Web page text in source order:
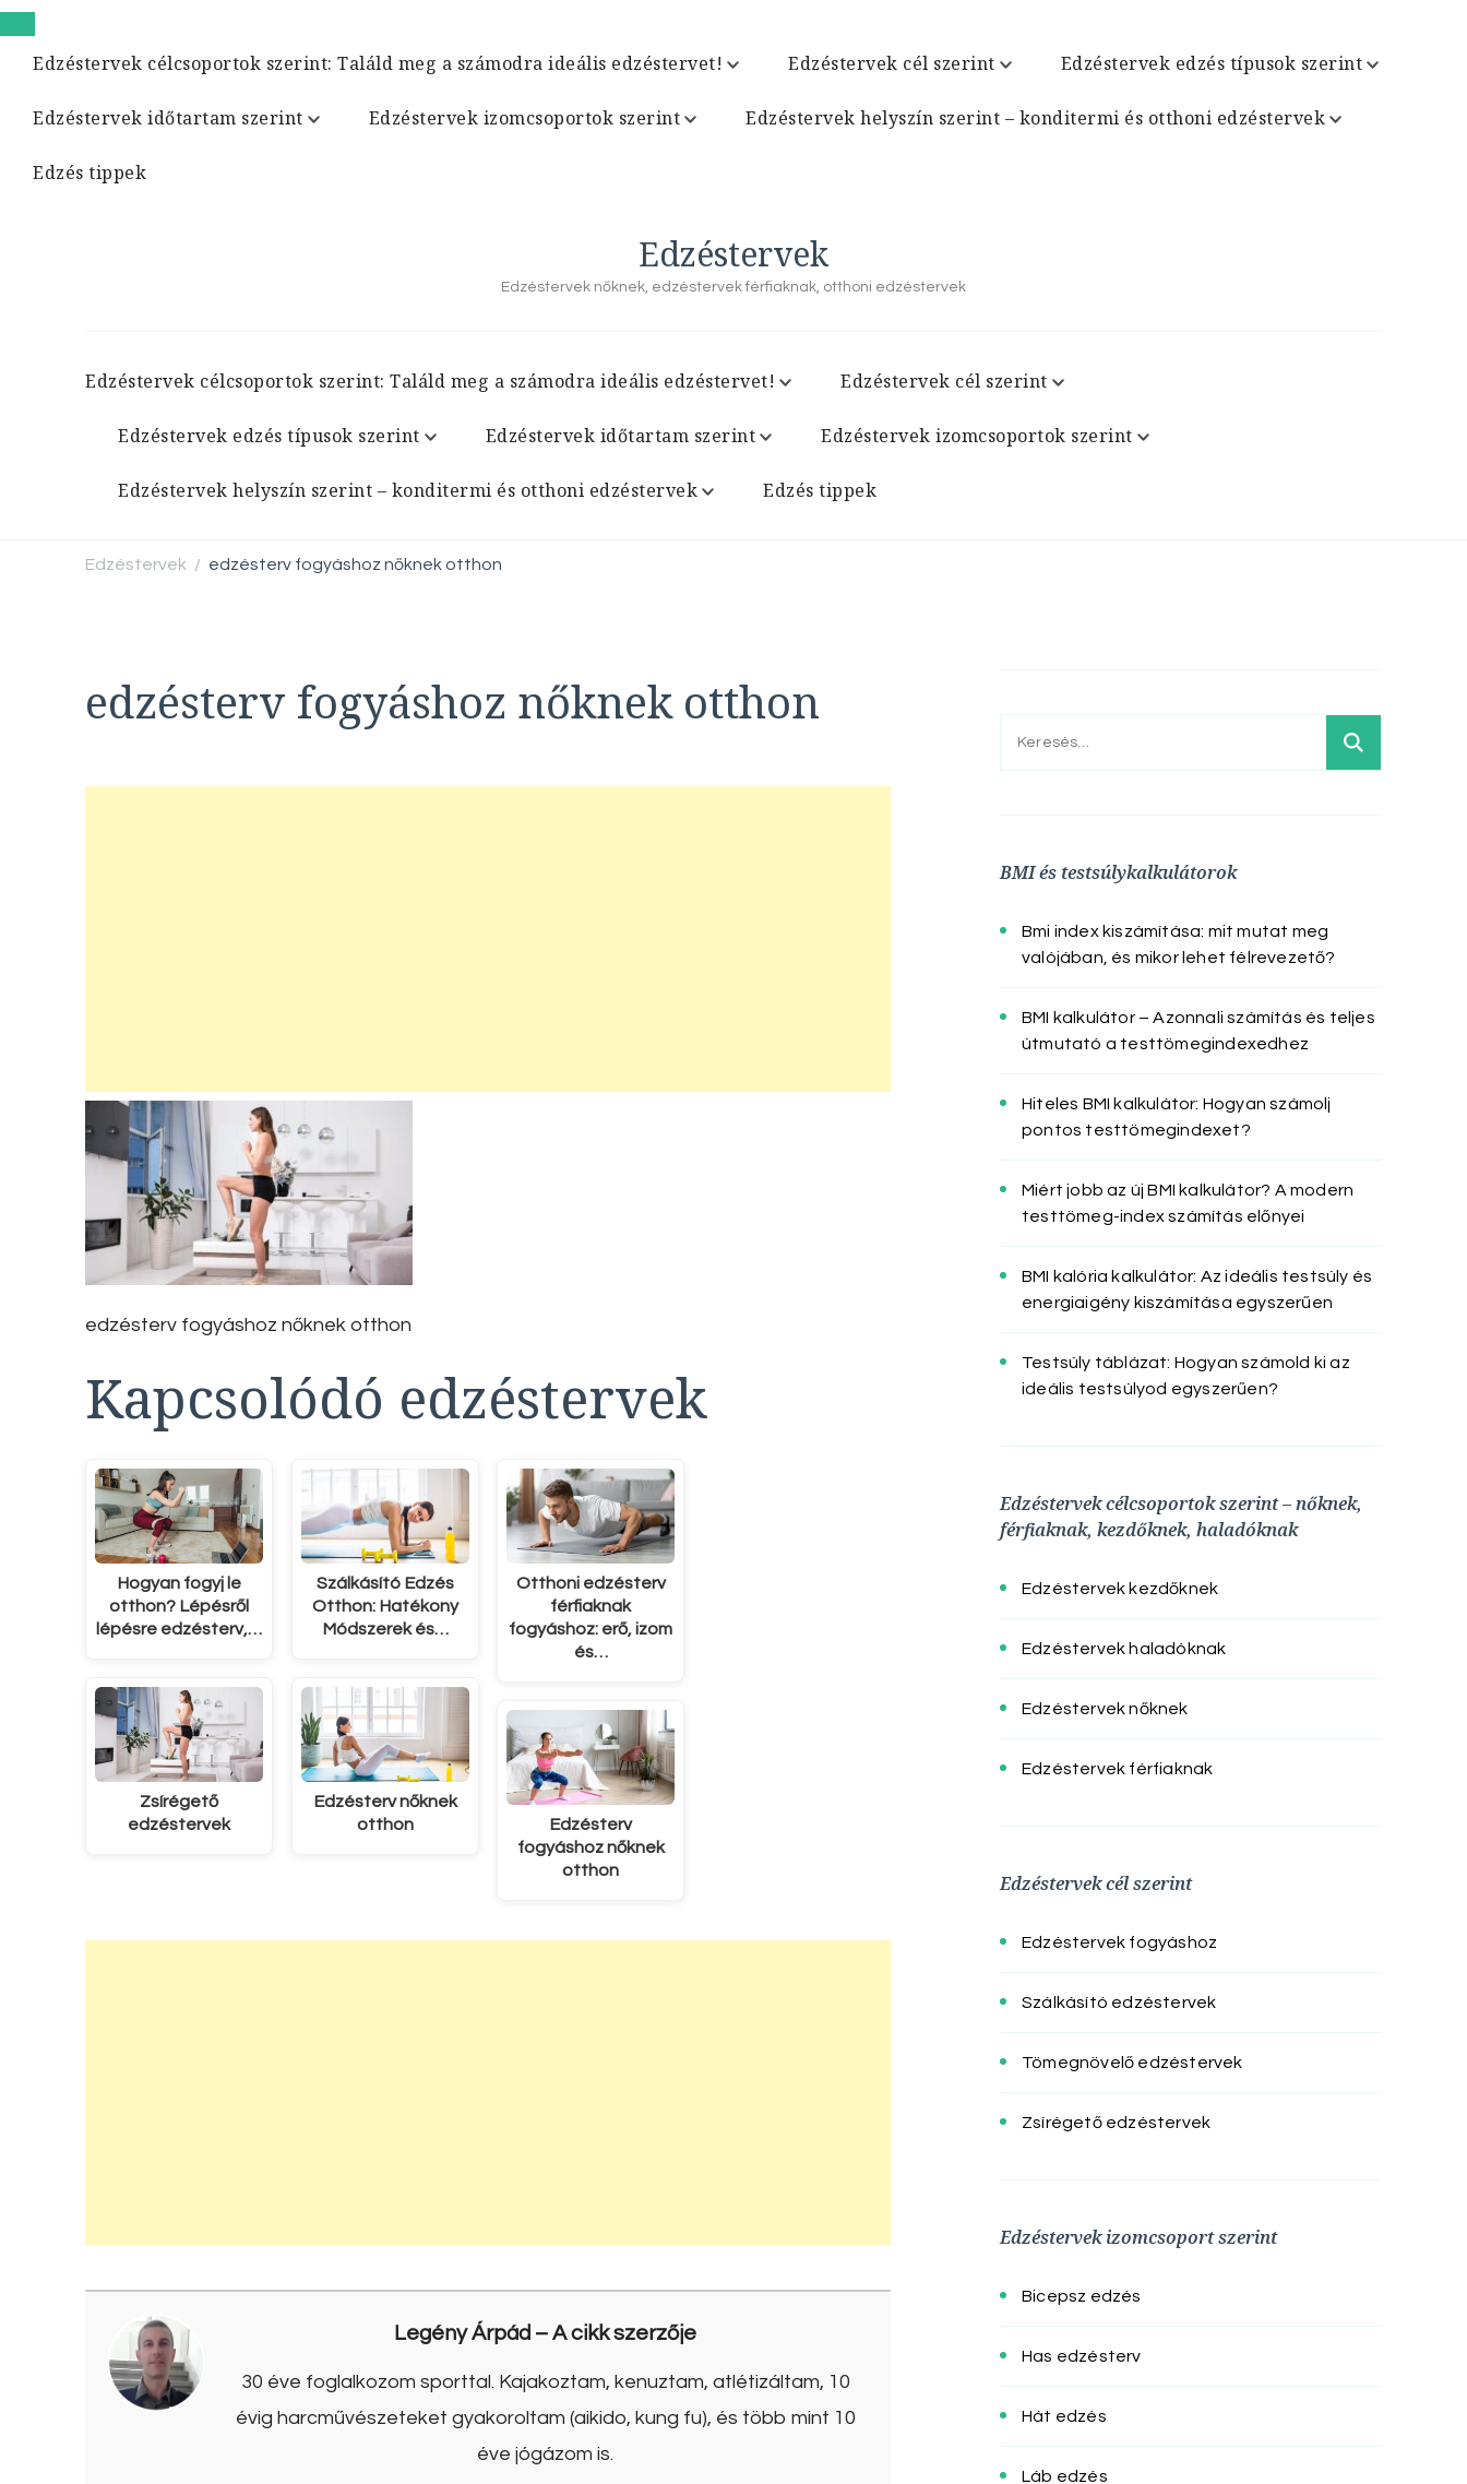
Edzéstervek célcsoportok szerint: Találd meg a számodra ideális edzéstervet! Edzéstervek cél szerint Edzéstervek edzés típusok szerint
Edzéstervek időtartam szerint Edzéstervek izomcsoportok szerint Edzéstervek helyszín szerint – konditermi és otthoni edzéstervek
Edzés tippek
Edzéstervek
Edzéstervek nőknek, edzéstervek férfiaknak, otthoni edzéstervek
Edzéstervek célcsoportok szerint: Találd meg a számodra ideális edzéstervet! Edzéstervek cél szerint
Edzéstervek edzés típusok szerint Edzéstervek időtartam szerint Edzéstervek izomcsoportok szerint
Edzéstervek helyszín szerint – konditermi és otthoni edzéstervek Edzés tippek
Edzéstervek / edzésterv fogyáshoz nőknek otthon
edzésterv fogyáshoz nőknek otthon
edzésterv fogyáshoz nőknek otthon
Kapcsolódó edzéstervek
Hogyan fogyj le
otthon? Lépésről
lépésre edzésterv,…
Zsírégető
edzéstervek
Szálkásító Edzés
Otthon: Hatékony
Módszerek és…
Edzésterv nőknek
otthon
Otthoni edzésterv
férfiaknak
fogyáshoz: erő, izom
és…
Edzésterv
fogyáshoz nőknek
otthon
Legény Árpád – A cikk szerzője
30 éve foglalkozom sporttal. Kajakoztam, kenuztam, atlétizáltam, 10
évig harcművészeteket gyakoroltam (aikido, kung fu), és több mint 10
éve jógázom is.
Keresés:
BMI és testsúlykalkulátorok
Bmi index kiszámítása: mit mutat meg
valójában, és mikor lehet félrevezető?
BMI kalkulátor – Azonnali számítás és teljes
útmutató a testtömegindexedhez
Hiteles BMI kalkulátor: Hogyan számolj
pontos testtömegindexet?
Miért jobb az új BMI kalkulátor? A modern
testtömeg-index számítás előnyei
BMI kalória kalkulátor: Az ideális testsúly és
energiaigény kiszámítása egyszerűen
Testsúly táblázat: Hogyan számold ki az
ideális testsúlyod egyszerűen?
Edzéstervek célcsoportok szerint – nőknek,
férfiaknak, kezdőknek, haladóknak
Edzéstervek kezdőknek
Edzéstervek haladóknak
Edzéstervek nőknek
Edzéstervek férfiaknak
Edzéstervek cél szerint
Edzéstervek fogyáshoz
Szálkásító edzéstervek
Tömegnövelő edzéstervek
Zsírégető edzéstervek
Edzéstervek izomcsoport szerint
Bicepsz edzés
Has edzésterv
Hát edzés
Láb edzés